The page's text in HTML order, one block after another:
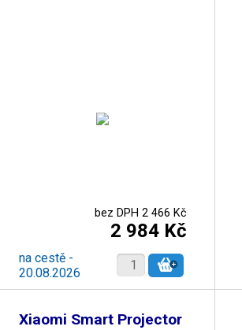
bez DPH 2 466 Kč
2 984 Kč
na cestě -
20.08.2026
Xiaomi Smart Projector